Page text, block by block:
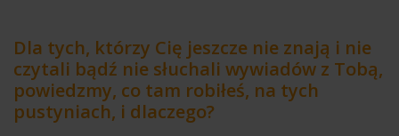
Dla tych, którzy Cię jeszcze nie znają i nie
czytali bądź nie słuchali wywiadów z Tobą,
powiedzmy, co tam robiłeś, na tych
pustyniach, i dlaczego?